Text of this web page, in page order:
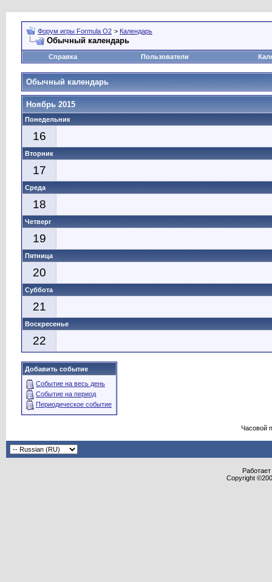
Форум игры Formula O2 > Календарь
Обычный календарь
Справка Пользователи
Обычный календарь
Ноябрь 2015
Понедельник
16
Вторник
17
Среда
18
Четверг
19
Пятница
20
Суббота
21
Воскресенье
22
Добавить событие
Событие на весь день
Событие на период
Периодическое событие
Часовой
Copyright